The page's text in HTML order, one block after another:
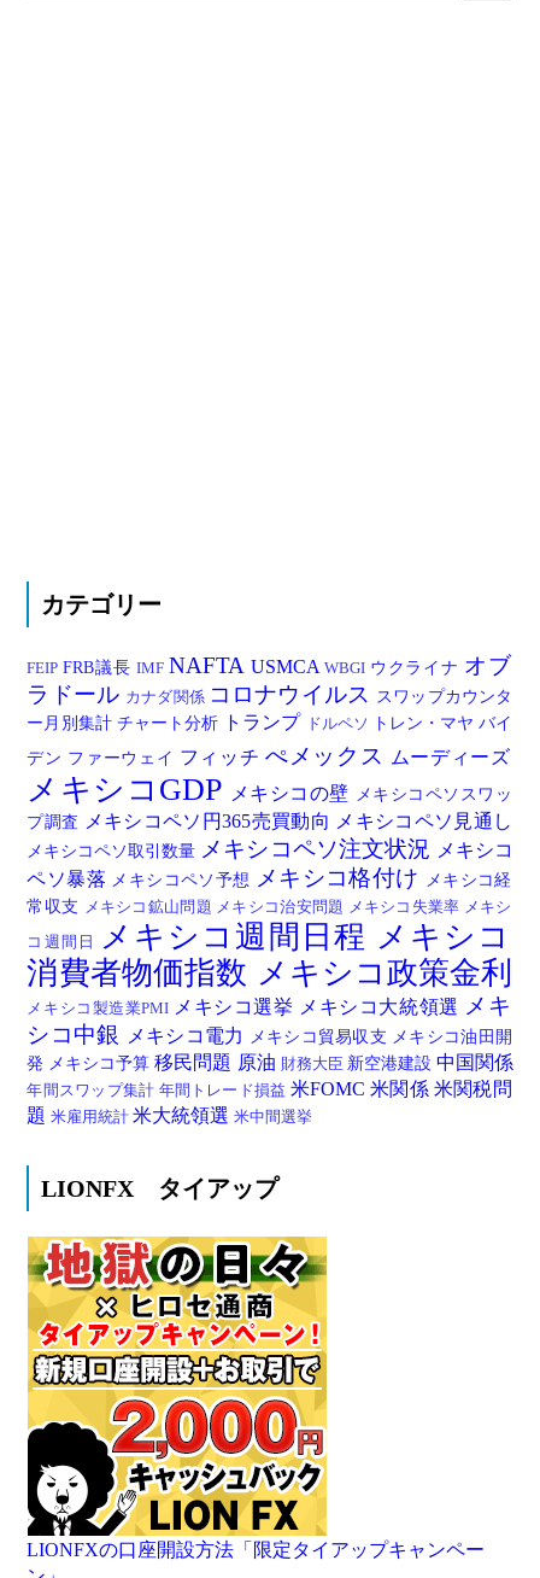
カテゴリー
FEIPFRB議長IMF NAFTA USMCAWBGI ウクライナ オブ
ラドール カナダ関係 コロナウイルス
スワップカウンタ
ー月別集計 チャート分析 トランプ ドルペソ トレン・マヤバイ
デン ファーウェイ フィッチぺメックス ムーディーズ
メキシコGDP メキシコの壁
メキシコペソスワッ
プ調査
メキシコペソ円365売買動向 メキシコペソ見通し
メキシコペソ取引数量 メキシコペソ注文状況 メキシコ
ペソ暴落 メキシコペソ予想 メキシコ格付け
メキシコ経
常収支 メキシコ鉱山問題 メキシコ治安問題 メキシコ失業率 メキシ
コ週間日 メキシコ週間日程 メキシコ
消費者物価指数 メキシコ政策金利
メキシコ製造業PMI メキシコ選挙 メキシコ大統領選 メキ
シコ中銀
メキシコ電力 メキシコ貿易収支 メキシコ油田開
発 メキシコ予算移民問題 原油 財務大臣 新空港建設 中国関係
年間スワップ集計 年間トレード損益 米FOMC米関係 米関税問
題米雇用統計米大統領選米中間選挙
LIONFX タイアップ
LIONFXの口座開設方法「限定タイアップキャンペー